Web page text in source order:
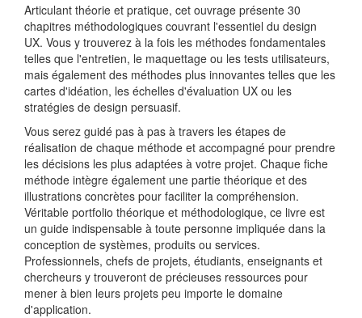
Articulant théorie et pratique, cet ouvrage présente 30
chapitres méthodologiques couvrant l'essentiel du design
UX. Vous y trouverez à la fois les méthodes fondamentales
telles que l'entretien, le maquettage ou les tests utilisateurs,
mais également des méthodes plus innovantes telles que les
cartes d'idéation, les échelles d'évaluation UX ou les
stratégies de design persuasif.
Vous serez guidé pas à pas à travers les étapes de
réalisation de chaque méthode et accompagné pour prendre
les décisions les plus adaptées à votre projet. Chaque fiche
méthode intègre également une partie théorique et des
illustrations concrètes pour faciliter la compréhension.
Véritable portfolio théorique et méthodologique, ce livre est
un guide indispensable à toute personne impliquée dans la
conception de systèmes, produits ou services.
Professionnels, chefs de projets, étudiants, enseignants et
chercheurs y trouveront de précieuses ressources pour
mener à bien leurs projets peu importe le domaine
d'application.